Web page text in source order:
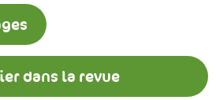
dans la revue